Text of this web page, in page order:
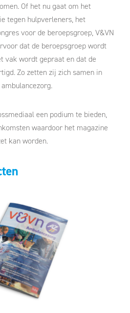
Of het nu gaat om het
tegen hulpverleners, het
voor de beroepsgroep, V&VN
dat de beroepsgroep wordt
vak wordt gepraat en dat de
Zo zetten zij zich samen in
een podium te bieden,
waardoor het magazine
kan worden.